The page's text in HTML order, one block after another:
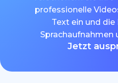
professionelle
Text ein und die
Sprachaufnahmen
Jetzt